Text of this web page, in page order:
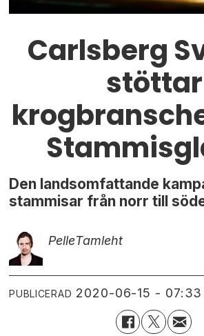
Carlsberg
stöttar
Den landsomfattande
stammisar från norr till
PelleTamleht
PUBLICERAD 2020-06-15 - 07:33